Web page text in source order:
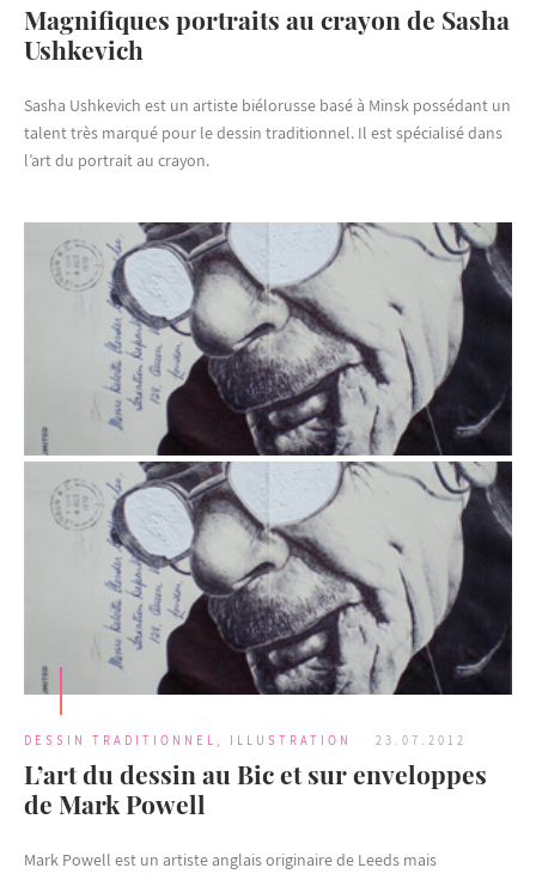
Magnifiques portraits au crayon de Sasha
Ushkevich
Sasha Ushkevich est un artiste biélorusse basé à Minsk possédant un
talent très marqué pour le dessin traditionnel. Il est spécialisé dans
l’art du portrait au crayon.
DESSIN TRADITIONNEL , ILLUSTRATION 23.07.2012
L’art du dessin au Bic et sur enveloppes
de Mark Powell
Mark Powell est un artiste anglais originaire de Leeds mais